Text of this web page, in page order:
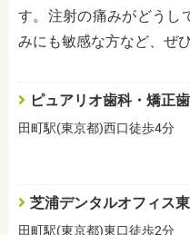
す。注射の痛みがどうし
みにも敏感な方など、ぜ
ピュアリオ歯科・矯正
田町駅(東京都)西口徒歩4分
芝浦デンタルオフィス
田町駅(東京都)東口徒歩2分